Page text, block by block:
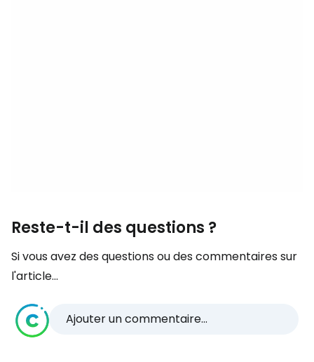
Reste-t-il des questions ?
Si vous avez des questions ou des commentaires sur
l'article...
Ajouter un commentaire...